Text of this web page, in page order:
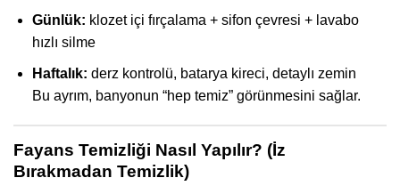
Günlük: klozet içi fırçalama + sifon çevresi + lavabo
hızlı silme
Haftalık: derz kontrolü, batarya kireci, detaylı zemin
Bu ayrım, banyonun “hep temiz” görünmesini sağlar.
Fayans Temizliği Nasıl Yapılır? (İz
Bırakmadan Temizlik)